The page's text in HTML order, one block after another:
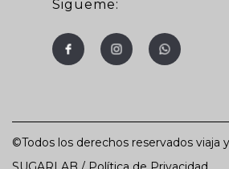
Sigueme:
©Todos los derechos reservados viaja